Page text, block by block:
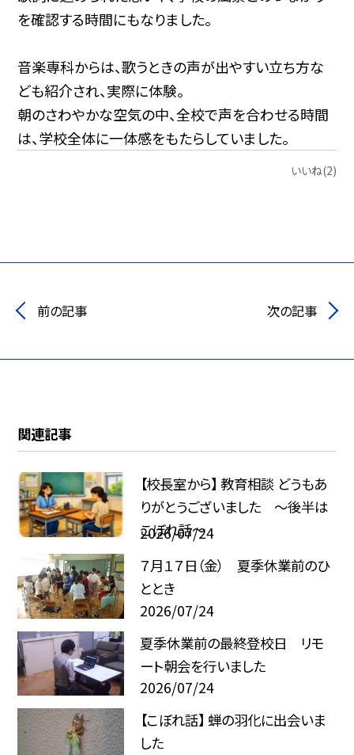
を確認する時間にもなりました。
音楽専科からは、歌うときの声が出やすい立ち方な
ども紹介され、実際に体験。
朝のさわやかな空気の中、全校で声を合わせる時間
は、学校全体に一体感をもたらしていました。
いいね(2)
前の記事 次の記事
関連記事
【校長室から】 教育相談 どうもあ
りがとうございました ～後半は
こぼれ話～
2026/07/24
７月１７日（金） 夏季休業前のひ
ととき
2026/07/24
夏季休業前の最終登校日 リモ
ート朝会を行いました
2026/07/24
【こぼれ話】 蝉の羽化に出会いま
した